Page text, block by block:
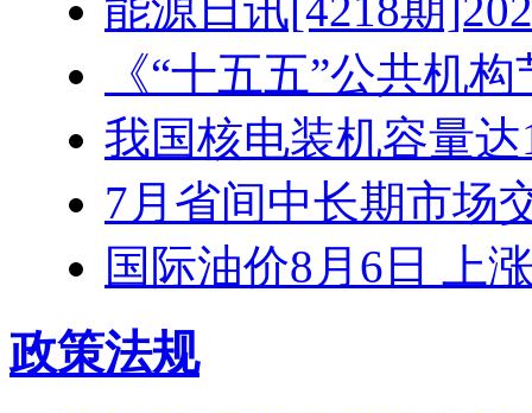
《“十五五”公共机
我国核电装机容量达
7月省间中长期市场
国际油价8月6日 上
政策法规